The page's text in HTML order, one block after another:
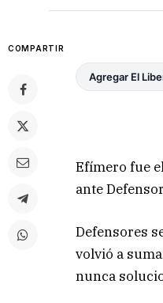
COMPARTIR
Agregar El
Efímero fue
ante
Defensores
volvió a
nunca